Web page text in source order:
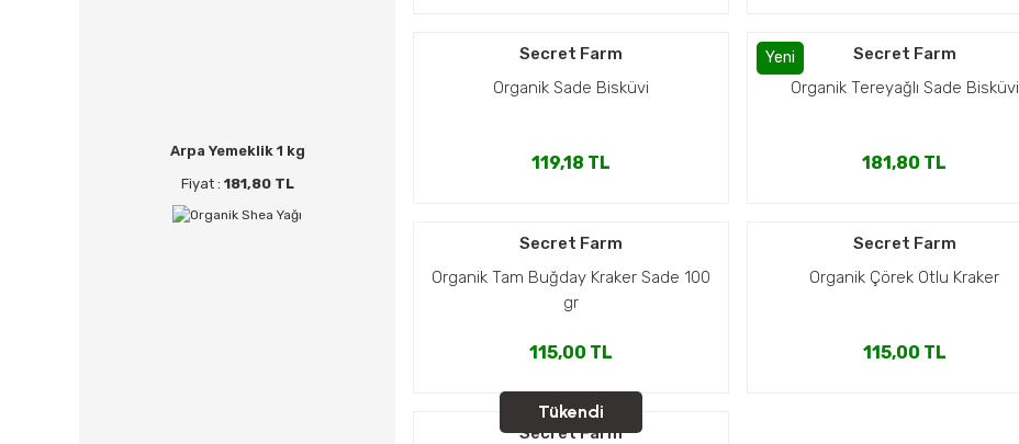
Arpa Yemeklik 1 kg
Fiyat : 181,80 TL
Secret Farm
Organik Sade Bisküvi
119,18 TL
Yeni
Secret Farm
Organik Tereyağlı Sade Bisküvi
181,80 TL
Secret Farm
Organik Tam Buğday Kraker Sade 100
gr
115,00 TL
Secret Farm
Organik Çörek Otlu Kraker
115,00 TL
Tükendi
Secret Farm